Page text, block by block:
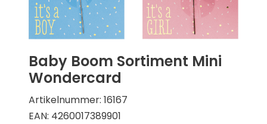
Baby Boom Sortiment Mini
Wondercard
Artikelnummer: 16167
EAN: 4260017389901